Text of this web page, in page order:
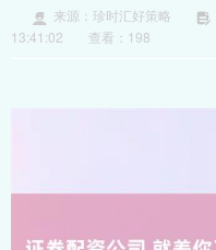
来源：珍时汇好策略
13:41:02
查看：198